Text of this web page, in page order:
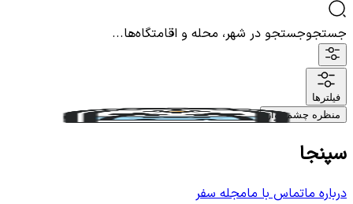
جستجوجستجو در شهر، محله و اقامتگاه‌ها...
فیلترها
منظره چشم نواز
سپنجا
درباره ماتماس با مامجله سفر